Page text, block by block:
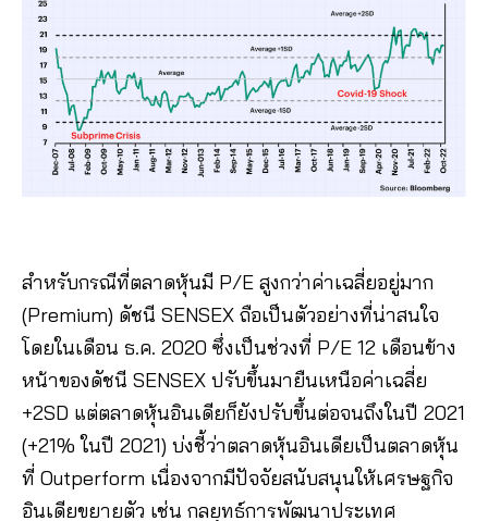
สำหรับกรณีที่ตลาดหุ้นมี P/E สูงกว่าค่าเฉลี่ยอยู่มาก
(Premium) ดัชนี SENSEX ถือเป็นตัวอย่างที่น่าสนใจ
โดยในเดือน ธ.ค. 2020 ซึ่งเป็นช่วงที่ P/E 12 เดือนข้าง
หน้าของดัชนี SENSEX ปรับขึ้นมายืนเหนือค่าเฉลี่ย
+2SD แต่ตลาดหุ้นอินเดียก็ยังปรับขึ้นต่อจนถึงในปี 2021
(+21% ในปี 2021) บ่งชี้ว่าตลาดหุ้นอินเดียเป็นตลาดหุ้น
ที่ Outperform เนื่องจากมีปัจจัยสนับสนุนให้เศรษฐกิจ
อินเดียขยายตัว เช่น กลยุทธ์การพัฒนาประเทศ